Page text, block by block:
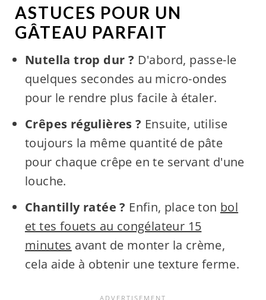
ASTUCES POUR UN
GÂTEAU PARFAIT
Nutella trop dur ? D'abord, passe-le
quelques secondes au micro-ondes
pour le rendre plus facile à étaler.
Crêpes régulières ? Ensuite, utilise
toujours la même quantité de pâte
pour chaque crêpe en te servant d'une
louche.
Chantilly ratée ? Enfin, place ton bol
et tes fouets au congélateur 15
minutes avant de monter la crème,
cela aide à obtenir une texture ferme.